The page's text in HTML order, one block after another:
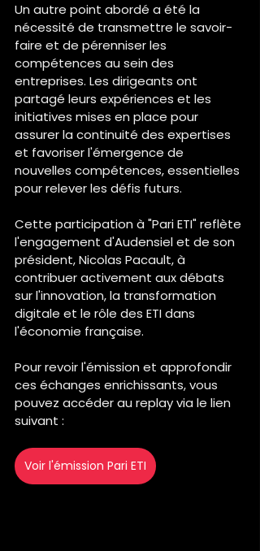
Un autre point abordé a été la
nécessité de transmettre le savoir-
faire et de pérenniser les
compétences au sein des
entreprises. Les dirigeants ont
partagé leurs expériences et les
initiatives mises en place pour
assurer la continuité des expertises
et favoriser l'émergence de
nouvelles compétences, essentielles
pour relever les défis futurs.​
Cette participation à "Pari ETI" reflète
l'engagement d'Audensiel et de son
président, Nicolas Pacault, à
contribuer activement aux débats
sur l'innovation, la transformation
digitale et le rôle des ETI dans
l'économie française.
Pour revoir l'émission et approfondir
ces échanges enrichissants, vous
pouvez accéder au replay via le lien
suivant :
Voir l'émission Pari ETI